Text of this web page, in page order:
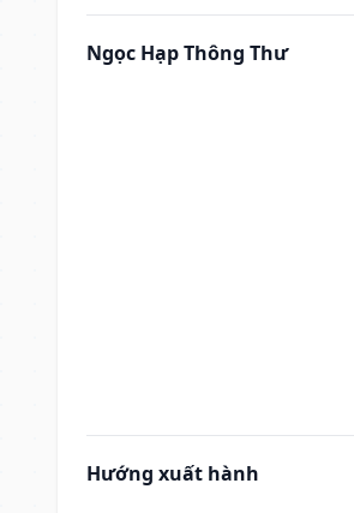
Ngọc Hạp Thông Thư
Hướng xuất hành